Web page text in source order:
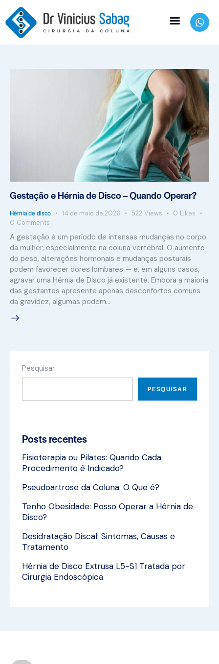
Gestação e Hérnia de Disco – Quando Operar?
Hérnia de disco 14 de maio de 2026 522 Views 0 Likes
0 Comments
A gestação é um período de intensas mudanças no corpo
da mulher, especialmente na coluna vertebral. O aumento
do peso, alterações hormonais e mudanças posturais
podem favorecer dores lombares — e, em alguns casos,
agravar uma Hérnia de Disco já existente. Embora a maioria
das gestantes apresente apenas desconfortos comuns
da gravidez, algumas podem…
Pesquisar
PESQUISAR
Posts recentes
Fisioterapia ou Pilates: Quando Cada
Procedimento é Indicado?
Pseudoartrose da Coluna: O Que é?
Tenho Obesidade: Posso Operar a Hérnia de
Disco?
Desidratação Discal: Sintomas, Causas e
Tratamento
Hérnia de Disco Extrusa L5-S1 Tratada por
Cirurgia Endoscópica